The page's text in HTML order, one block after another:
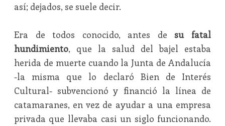
así; dejados, se suele decir.
Era de todos conocido, antes de su fatal
hundimiento, que la salud del bajel estaba
herida de muerte cuando la Junta de Andalucía
-la misma que lo declaró Bien de Interés
Cultural- subvencionó y financió la línea de
catamaranes, en vez de ayudar a una empresa
privada que llevaba casi un siglo funcionando.